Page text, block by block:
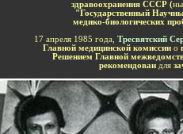
здравоохранения СССР (
"Государственный
медико-биологических
17 апреля 1985 года, Тресвятский
Главной медицинской комиссии о
Решением Главной
рекомендован для